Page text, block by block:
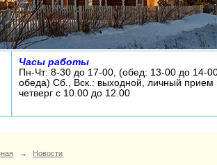
Часы работы
Пн-Чт: 8-30 до 17-00, (обед: 13-00 до 14-
обеда) Сб., Вск.: выходной, личный прием
четверг с 10.00 до 12.00
→ Новости